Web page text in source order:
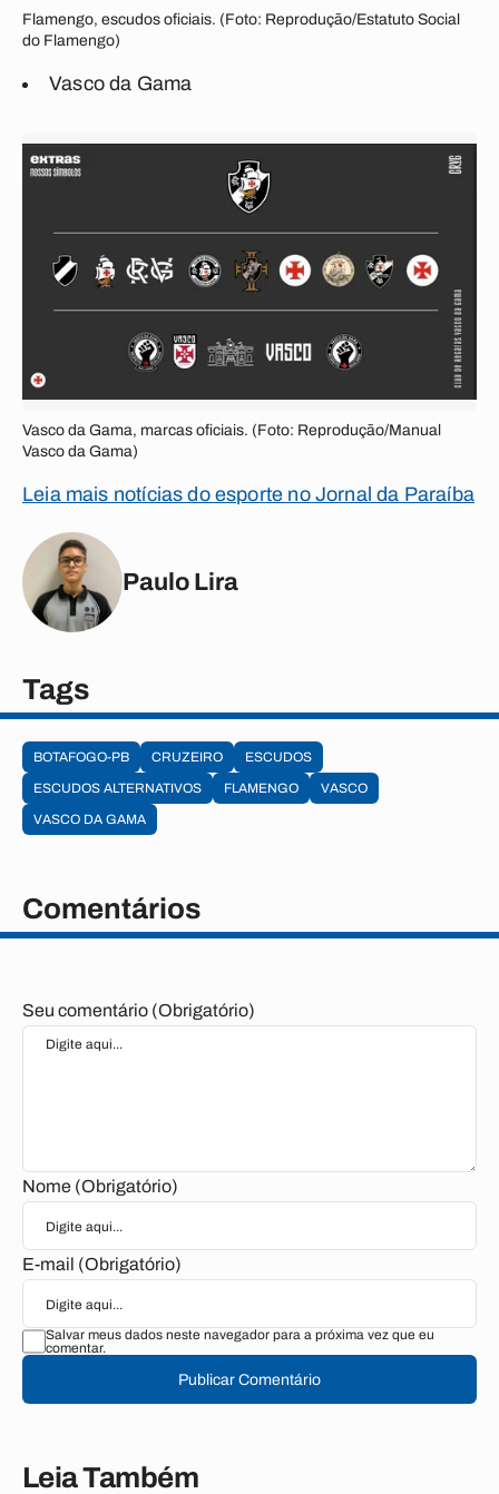
Flamengo, escudos oficiais. (Foto: Reprodução/Estatuto Social
do Flamengo)
Vasco da Gama
Vasco da Gama, marcas oficiais. (Foto: Reprodução/Manual
Vasco da Gama)
Leia mais notícias do esporte no Jornal da Paraíba
Paulo Lira
Tags
BOTAFOGO-PB CRUZEIRO
ESCUDOS
ESCUDOS ALTERNATIVOS
FLAMENGO
VASCO
VASCO DA GAMA
Comentários
Seu comentário (Obrigatório)
Nome (Obrigatório)
E-mail (Obrigatório)
Salvar meus dados neste navegador para a próxima vez que eu
comentar.
Publicar Comentário
Leia Também